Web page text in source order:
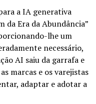
a IA generativa
da Era da Abundância”
lhe um
necessário,
AI saiu da garrafa e
marcas e os varejistas
adaptar e adotar a